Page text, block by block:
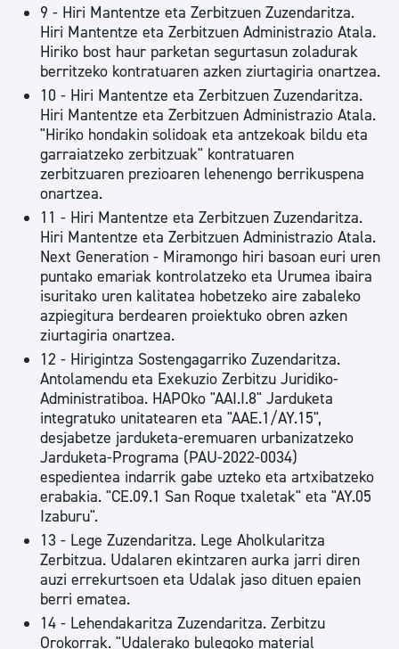
9 - Hiri Mantentze eta Zerbitzuen Zuzendaritza.
Hiri Mantentze eta Zerbitzuen Administrazio Atala.
Hiriko bost haur parketan segurtasun zoladurak
berritzeko kontratuaren azken ziurtagiria onartzea.
10 - Hiri Mantentze eta Zerbitzuen Zuzendaritza.
Hiri Mantentze eta Zerbitzuen Administrazio Atala.
"Hiriko hondakin solidoak eta antzekoak bildu eta
garraiatzeko zerbitzuak" kontratuaren
zerbitzuaren prezioaren lehenengo berrikuspena
onartzea.
11 - Hiri Mantentze eta Zerbitzuen Zuzendaritza.
Hiri Mantentze eta Zerbitzuen Administrazio Atala.
Next Generation - Miramongo hiri basoan euri uren
puntako emariak kontrolatzeko eta Urumea ibaira
isuritako uren kalitatea hobetzeko aire zabaleko
azpiegitura berdearen proiektuko obren azken
ziurtagiria onartzea.
12 - Hirigintza Sostengagarriko Zuzendaritza.
Antolamendu eta Exekuzio Zerbitzu Juridiko-
Administratiboa. HAPOko "AAI.I.8" Jarduketa
integratuko unitatearen eta "AAE.1/AY.15",
desjabetze jarduketa-eremuaren urbanizatzeko
Jarduketa-Programa (PAU-2022-0034)
espedientea indarrik gabe uzteko eta artxibatzeko
erabakia. "CE.09.1 San Roque txaletak" eta "AY.05
Izaburu".
13 - Lege Zuzendaritza. Lege Aholkularitza
Zerbitzua. Udalaren ekintzaren aurka jarri diren
auzi errekurtsoen eta Udalak jaso dituen epaien
berri ematea.
14 - Lehendakaritza Zuzendaritza. Zerbitzu
Orokorrak. "Udalerako bulegoko material